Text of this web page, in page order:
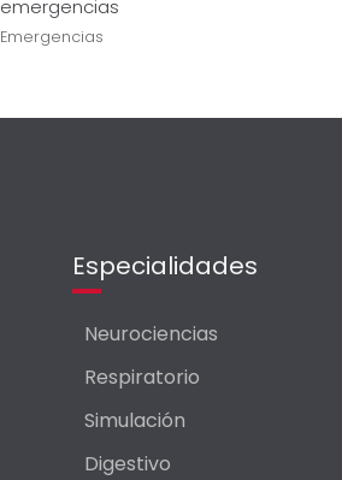
emergencias
Emergencias
Especialidades
Neurociencias
Respiratorio
Simulación
Digestivo